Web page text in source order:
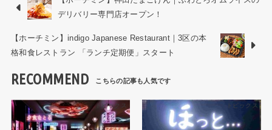
デリバリー専門店オープン！
【ホーチミン】indigo Japanese Restaurant｜3区の本
格和食レストラン 「ランチ定期便」スタート
RECOMMEND
トピックス トピックス